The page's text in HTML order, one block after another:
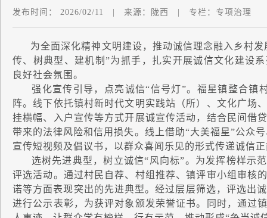
发布时间： 2026/02/11 来源： 陇西 专栏： 专项治理
为全面深化精神文明建设，推动诚信理念融入乡村发
传、树典型、建机制”为抓手，扎实开展诚信文化建设
良好社会氛围。
强化宣传引导，点亮诚信“信号灯”。福星镇整合镇
阵。线下依托镇村新时代文明实践站（所）、文化广场
挂横幅、入户宣传等方式开展诚宣传活动，结合民间借
带来的法律风险和信用损失。线上借助“大美福星”公众
宣传短视频及倡议书，以群众喜闻乐见的形式传递诚信
选树先进典型，树立诚信“风向标”。为发挥榜样示范
评选活动。通过村民自荐、村组推荐、镇评审小组审核
诺等方面表现突出的先进典型。经过层层筛选，评选出
进行公示表彰，为获评对象颁发荣誉证书。同时，通过